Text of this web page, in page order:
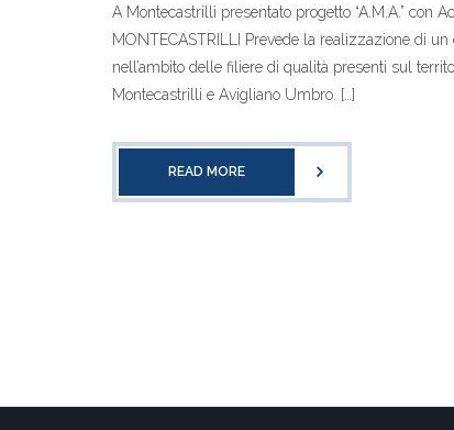
A Montecastrilli presentato progetto “A.M.A.” con
MONTECASTRILLI Prevede la realizzazione di
nell’ambito delle filiere di qualità presenti sul
Montecastrilli e Avigliano Umbro. […]
READ MORE